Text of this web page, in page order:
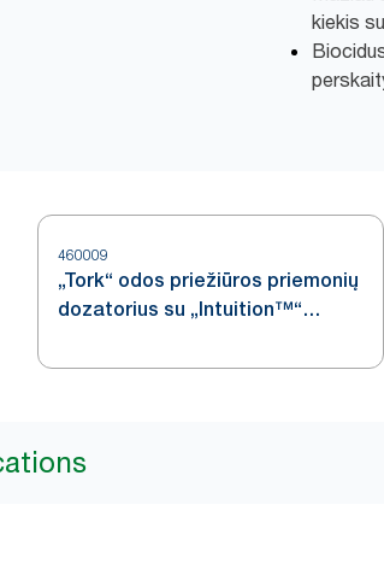
kiekis
460009
„Tork“ odos priežiūros priemonių
dozatorius su „Intuition™“